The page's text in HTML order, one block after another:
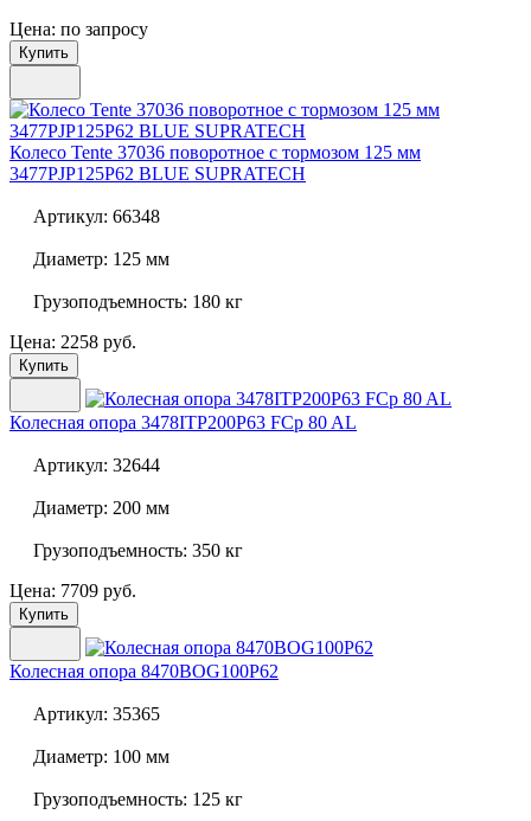
Цена: по запросу
Купить
Колесо Tente 37036 поворотное с тормозом 125 мм
3477PJP125P62 BLUE SUPRATECH
Артикул: 66348
Диаметр: 125 мм
Грузоподъемность: 180 кг
Цена: 2258 руб.
Купить
Колесная опора 3478ITP200P63 FCp 80 AL
Артикул: 32644
Диаметр: 200 мм
Грузоподъемность: 350 кг
Цена: 7709 руб.
Купить
Колесная опора 8470BOG100P62
Артикул: 35365
Диаметр: 100 мм
Грузоподъемность: 125 кг